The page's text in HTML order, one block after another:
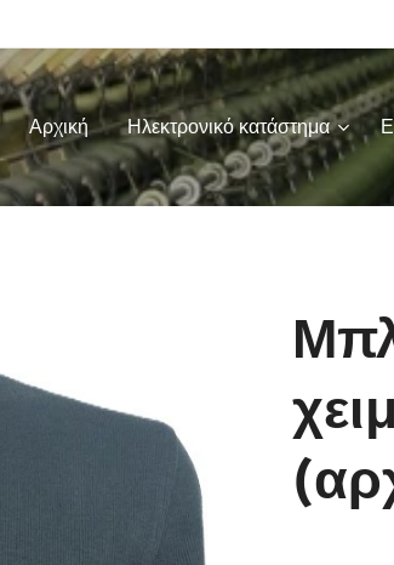
Αρχική Ηλεκτρονικό κατάστημα